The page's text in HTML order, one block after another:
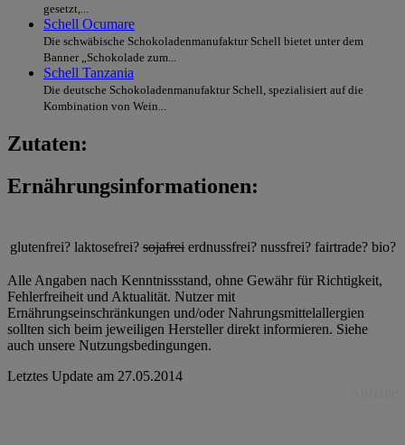
gesetzt,...
Schell Ocumare
Die schwäbische Schokoladenmanufaktur Schell bietet unter dem
Banner „Schokolade zum...
Schell Tanzania
Die deutsche Schokoladenmanufaktur Schell, spezialisiert auf die
Kombination von Wein...
Zutaten:
Ernährungsinformationen:
glutenfrei? laktosefrei? sojafrei erdnussfrei? nussfrei? fairtrade? bio?
Alle Angaben nach Kenntnissstand, ohne Gewähr für Richtigkeit,
Fehlerfreiheit und Aktualität. Nutzer mit
Ernährungseinschränkungen und/oder Nahrungsmittelallergien
sollten sich beim jeweiligen Hersteller direkt informieren. Siehe
auch unsere Nutzungsbedingungen.
Letztes Update am 27.05.2014